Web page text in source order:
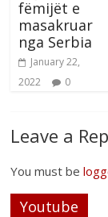
fëmijët e
masakruar
nga Serbia
January 22,
2022
0
Leave a
You must be
Youtube